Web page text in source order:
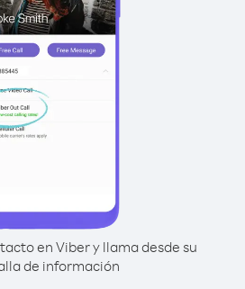
en Viber y llama desde su
de información